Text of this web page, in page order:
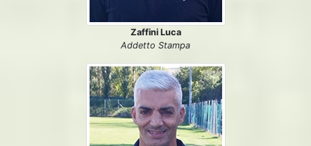
Zaffini Luca
Addetto Stampa